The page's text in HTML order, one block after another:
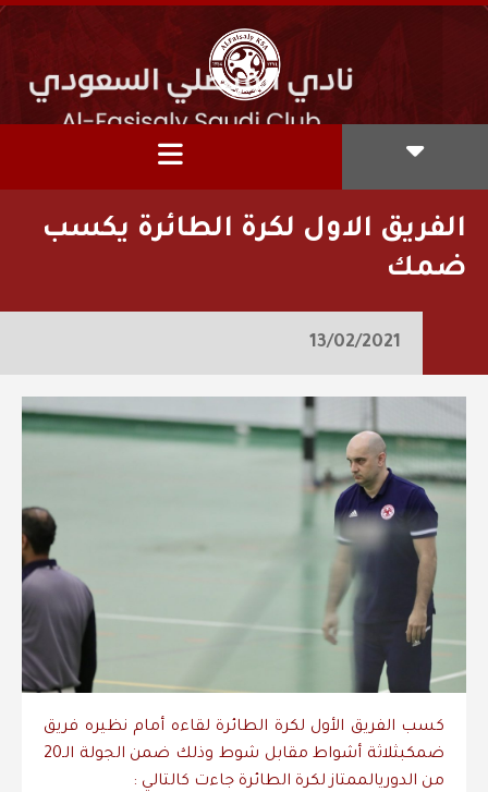
الفريق الاول لكرة الطائرة يكسب
ضمك
13/02/2021
كسب الفريق الأول لكرة الطائرة لقاءه أمام نظيره فريق
ضمكبثلاثة أشواط مقابل شوط وذلك ضمن الجولة الـ20
من الدوريالممتاز لكرة الطائرة جاءت كالتالي :